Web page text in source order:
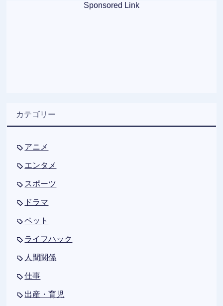
Sponsored Link
カテゴリー
アニメ
エンタメ
スポーツ
ドラマ
ペット
ライフハック
人間関係
仕事
出産・育児